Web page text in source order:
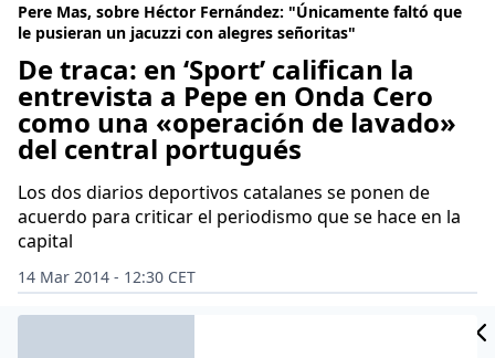
Pere Mas, sobre Héctor Fernández: "Únicamente faltó que
le pusieran un jacuzzi con alegres señoritas"
De traca: en ‘Sport’ califican la
entrevista a Pepe en Onda Cero
como una «operación de lavado»
del central portugués
Los dos diarios deportivos catalanes se ponen de
acuerdo para criticar el periodismo que se hace en la
capital
14 Mar 2014 - 12:30 CET
Archivado en: DANI ALVES